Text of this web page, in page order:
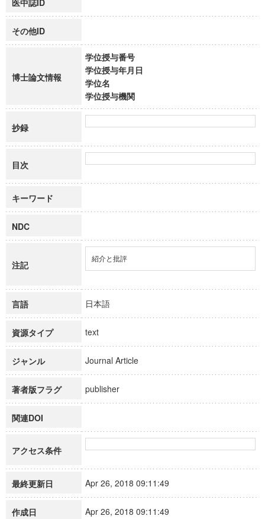
医中誌ID
その他ID
博士論文情報
学位授与番号
学位授与年月日
学位名
学位授与機関
抄録
目次
キーワード
NDC
注記
紹介と批評
言語 日本語
資源タイプ text
ジャンル Journal Article
著者版フラグ publisher
関連DOI
アクセス条件
最終更新日 Apr 26, 2018 09:11:49
作成日 Apr 26, 2018 09:11:49